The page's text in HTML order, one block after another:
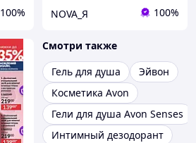
100% NOVA_Я 100%
Смотри также
Гель для душа
Эйвон
Косметика Avon
Гели для душа Avon Senses
Интимный дезодорант